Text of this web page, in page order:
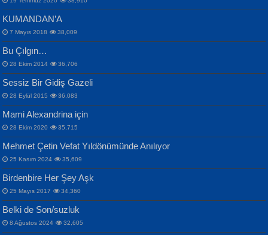
İPEK ACAR SERT
Gazze’nin Şecaati, Ümmetin İmtihanı...
MAHMUT GÜRBÜZ
İbrahim Olmak ve Bitirebilmek...
Selahattin Yıldız
İdrakimle Üşürken...
Songül Özel
Mahzen...
ERDEM BAYAZIT
Sana, Bana, Vatanıma, Ülkemin
İnsanlarına Dair...
NAZIM HİKMET RAN
Bir Cezaevinde, Tecritteki Adamın
Mektupları...
KUMANDAN’A
7 Mayıs 2018 38,009
Bu Çılgın…
28 Ekim 2014 36,706
Sessiz Bir Gidiş Gazeli
28 Eylül 2015 36,083
Mami Alexandrina için
28 Ekim 2020 35,715
Mehmet Çetin Vefat Yıldönümünde Anılıyor
25 Kasım 2024 35,609
Birdenbire Her Şey Aşk
25 Mayıs 2017 34,360
Belki de Son/suzluk
8 Ağustos 2024 32,605